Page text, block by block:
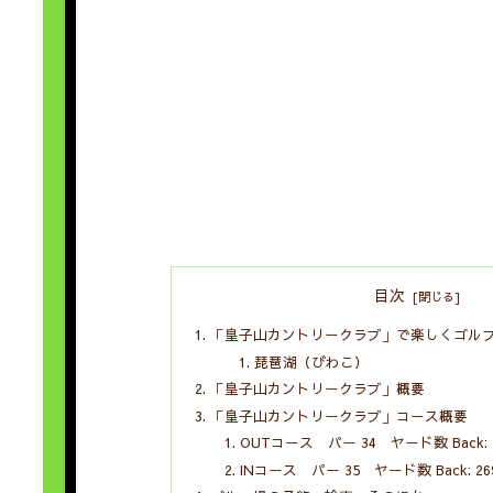
目次
「皇子山カントリークラブ」で楽しくゴル
琵琶湖（びわこ）
「皇子山カントリークラブ」概要
「皇子山カントリークラブ」コース概要
OUTコース パー 34 ヤード数 Back:
INコース パー 35 ヤード数 Back: